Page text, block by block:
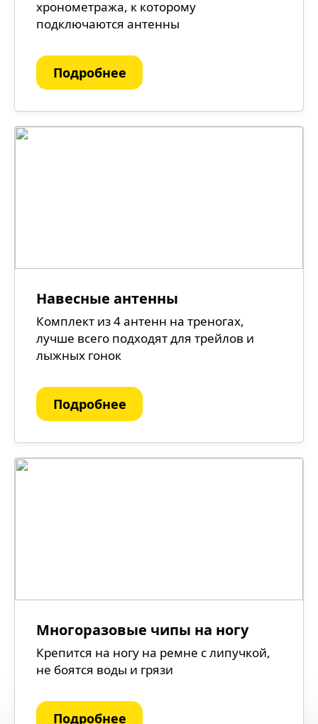
хронометража, к которому
подключаются антенны
Подробнее
Навесные антенны
Комплект из 4 антенн на треногах,
лучше всего подходят для трейлов и
лыжных гонок
Подробнее
Многоразовые чипы на ногу
Крепится на ногу на ремне с липучкой,
не боятся воды и грязи
Подробнее